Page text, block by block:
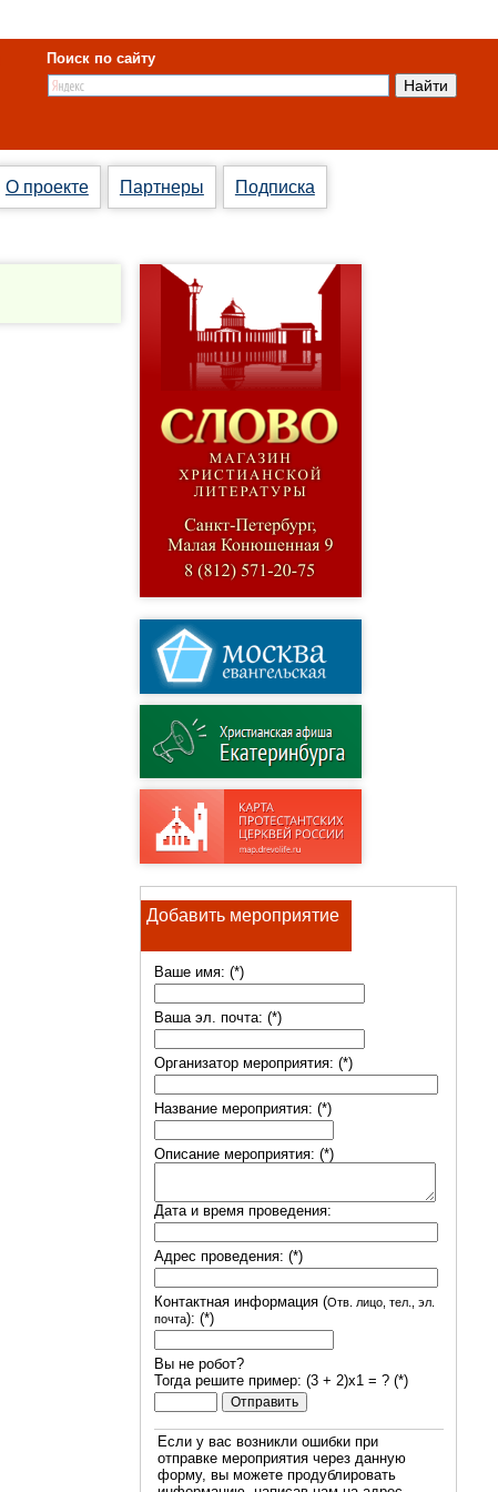
Поиск по сайту
О проекте Партнеры Подписка
Добавить мероприятие
Ваше имя: (*)
Ваша эл. почта: (*)
Организатор мероприятия: (*)
Название мероприятия: (*)
Описание мероприятия: (*)
Дата и время проведения:
Адрес проведения: (*)
Контактная информация (Отв. лицо, тел., эл.
почта): (*)
Вы не робот?
Тогда решите пример: (3 + 2)х1 = ? (*)
Если у вас возникли ошибки при
отправке мероприятия через данную
форму, вы можете продублировать